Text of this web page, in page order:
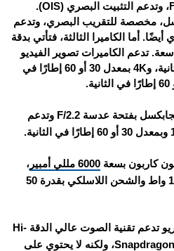
ميجابكسل مع فتحة عدسة F/1.6، وتدعم التثبيت البصري (OIS).
بدقة 50 ميجابكسل، مخصصة للتقريب البصري، وتدعم
أيضًا. أما الكاميرا الثالثة، فتأتي بدقة
تدعم الكاميرات تصوير الفيديو
بدقة 8K بمعدل 24 إطارًا في الثانية، و4K بمعدل 30 أو 60 إطارًا في
الكاميرا الأمامية بدقة 20 ميجابكسل بفتحة عدسة F/2.2 وتدعم
كاربون بسعة 6000 مللي أمبير
،
وتدعم الشحن السريع بقدرة 120 واط والشحن اللاسلكي بقدرة 50
الهاتف مزود بسماعات ستيريو تدعم تقنية الصوت عالي الدقة Hi-
Res وDolby Atmos وSnapdragon Sound، ولكنه لا يحتوي على